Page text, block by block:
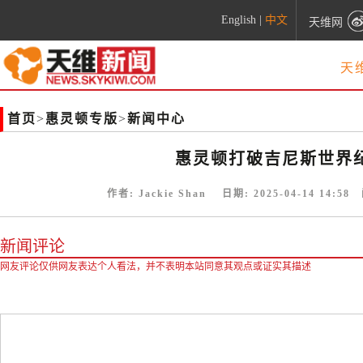
English 中文 天维网
天
首页>惠灵顿专版>新闻中心
惠灵顿打破吉尼斯世界
作者: Jackie Shan 日期: 2025-04-14 14:58
新闻评论
网友评论仅供网友表达个人看法，并不表明本站同意其观点或证实其描述